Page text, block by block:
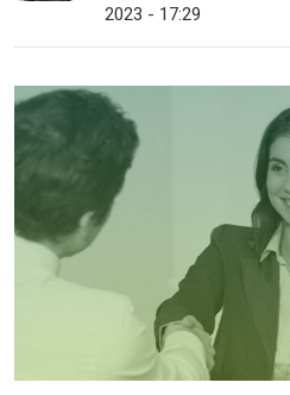
2023 - 17:29